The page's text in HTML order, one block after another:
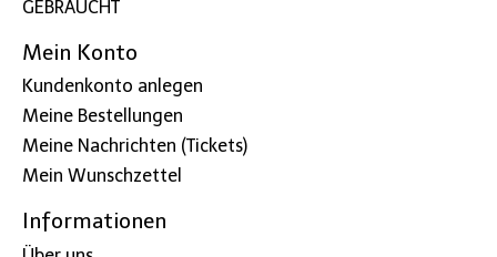
GEBRAUCHT
Mein Konto
Kundenkonto anlegen
Meine Bestellungen
Meine Nachrichten (Tickets)
Mein Wunschzettel
Informationen